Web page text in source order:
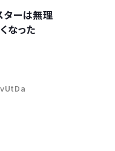
ーは無理
なった